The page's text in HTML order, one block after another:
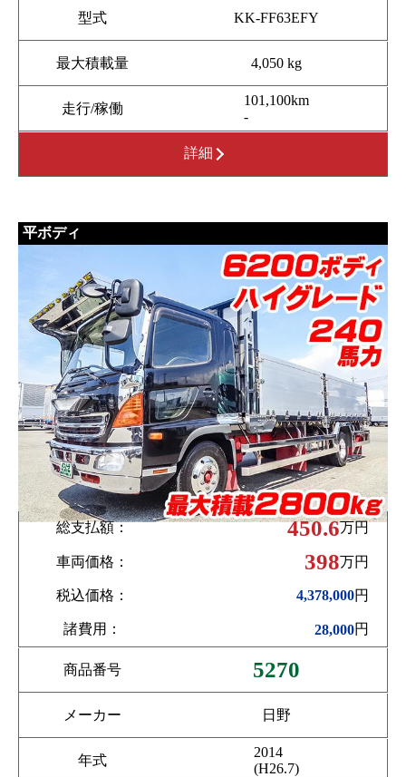
型式 KK-FF63EFY
最大積載量 4,050 kg
走行/稼働
101,100km
-
詳細
平ボディ
総支払額： 450.6万円
車両価格： 398万円
税込価格： 4,378,000円
諸費用： 28,000円
商品番号 5270
メーカー 日野
年式
2014
(H26.7)